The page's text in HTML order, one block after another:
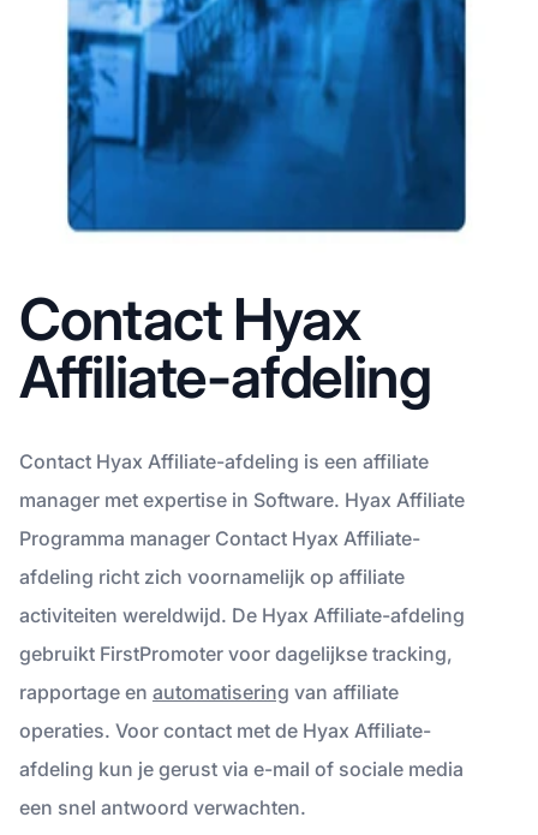
Contact Hyax
Affiliate-afdeling
Contact Hyax Affiliate-afdeling is een affiliate
manager met expertise in Software. Hyax Affiliate
Programma manager Contact Hyax Affiliate-
afdeling richt zich voornamelijk op affiliate
activiteiten wereldwijd. De Hyax Affiliate-afdeling
gebruikt FirstPromoter voor dagelijkse tracking,
rapportage en automatisering van affiliate
operaties. Voor contact met de Hyax Affiliate-
afdeling kun je gerust via e-mail of sociale media
een snel antwoord verwachten.